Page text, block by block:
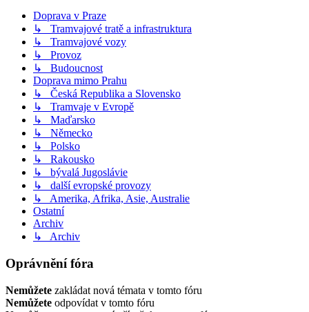
Doprava v Praze
↳ Tramvajové tratě a infrastruktura
↳ Tramvajové vozy
↳ Provoz
↳ Budoucnost
Doprava mimo Prahu
↳ Česká Republika a Slovensko
↳ Tramvaje v Evropě
↳ Maďarsko
↳ Německo
↳ Polsko
↳ Rakousko
↳ bývalá Jugoslávie
↳ další evropské provozy
↳ Amerika, Afrika, Asie, Australie
Ostatní
Archiv
↳ Archiv
Oprávnění fóra
Nemůžete zakládat nová témata v tomto fóru
Nemůžete odpovídat v tomto fóru